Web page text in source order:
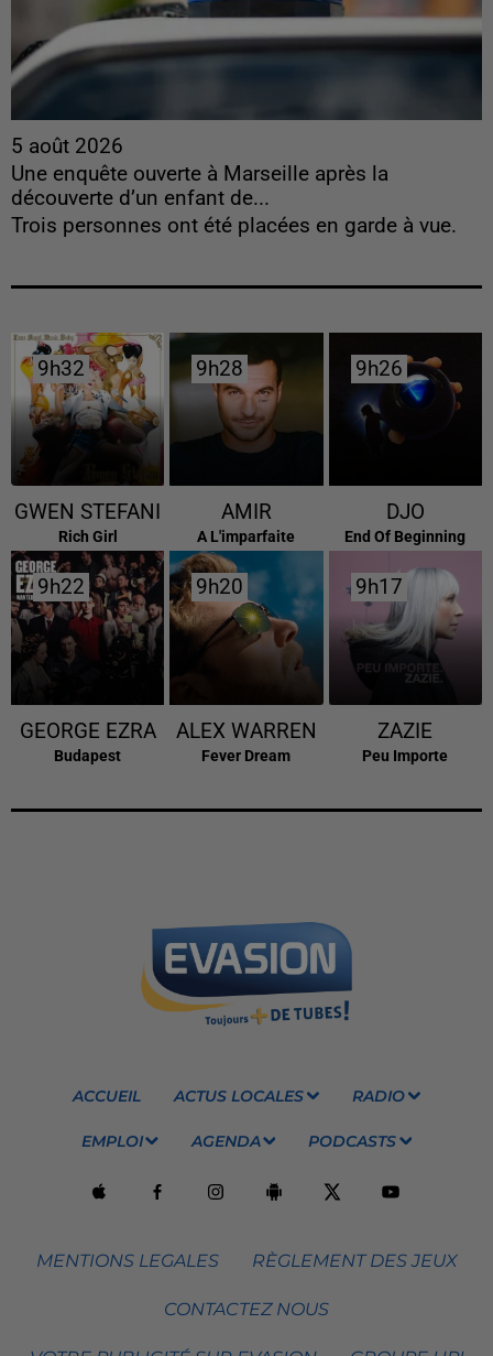
5 août 2026
Une enquête ouverte à Marseille après la
découverte d’un enfant de...
Trois personnes ont été placées en garde à vue.
9h32
9h32
GWEN STEFANI
Rich Girl
9h28
9h28
AMIR
A L'imparfaite
9h26
9h26
DJO
End Of Beginning
9h22
9h22
GEORGE EZRA
Budapest
9h20
9h20
ALEX WARREN
Fever Dream
9h17
9h17
ZAZIE
Peu Importe
ACCUEIL ACTUS LOCALES RADIO
EMPLOI AGENDA PODCASTS
MENTIONS LEGALES RÈGLEMENT DES JEUX
CONTACTEZ NOUS